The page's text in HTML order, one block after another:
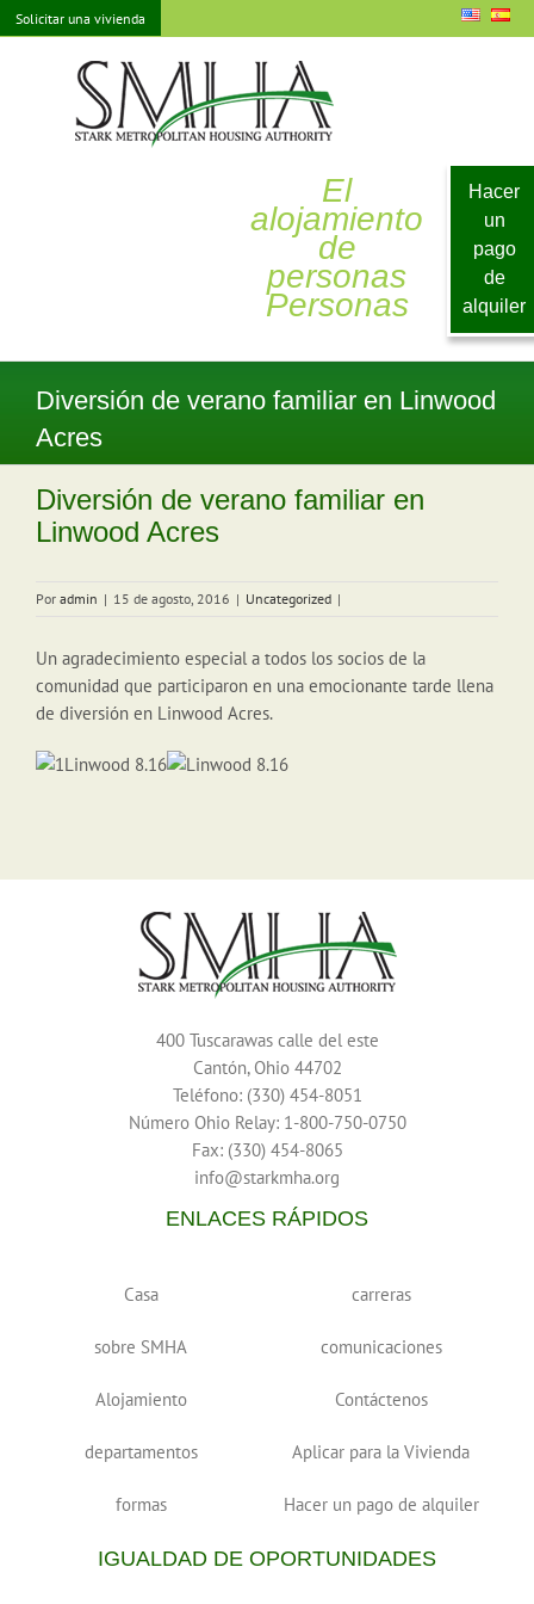
saltar
al
Solicitar una vivienda
El
alojamiento
de
personas
Personas
Hacer
un
pago
de
alquiler
Diversión de verano familiar en Linwood
Acres
Diversión de verano familiar en
Linwood Acres
Por admin | 15 de agosto, 2016 | Uncategorized |
Un agradecimiento especial a todos los socios de la
comunidad que participaron en una emocionante tarde llena
de diversión en Linwood Acres.
400 Tuscarawas calle del este
Cantón, Ohio 44702
Teléfono: (330) 454-8051
Número Ohio Relay: 1-800-750-0750
Fax: (330) 454-8065
info@starkmha.org
ENLACES RÁPIDOS
Casa
sobre SMHA
Alojamiento
departamentos
formas
carreras
comunicaciones
Contáctenos
Aplicar para la Vivienda
Hacer un pago de alquiler
IGUALDAD DE OPORTUNIDADES